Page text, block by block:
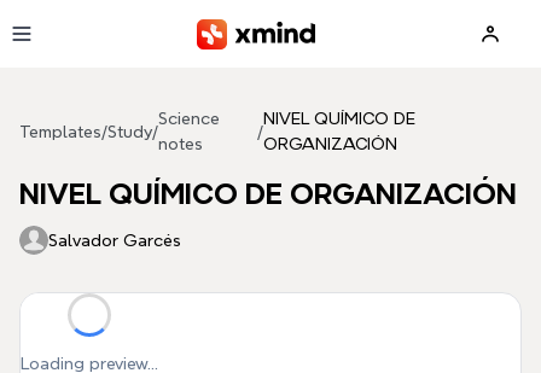
Templates/Study/
Science
notes
/
NIVEL QUÍMICO DE
ORGANIZACIÓN
NIVEL QUÍMICO DE ORGANIZACIÓN
Salvador Garcés
Loading preview...